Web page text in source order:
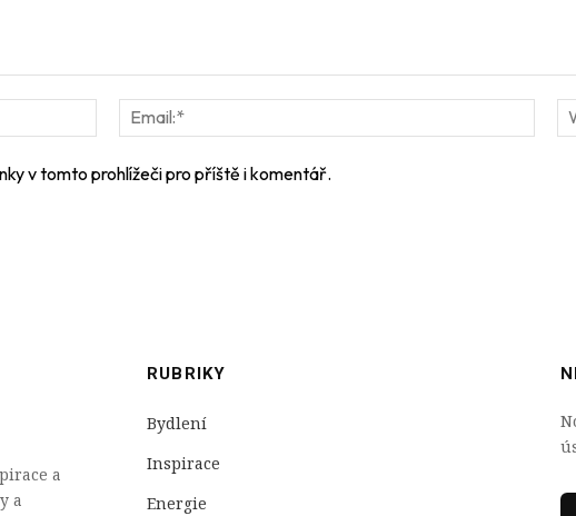
Jméno:*
v tomto prohlížeči pro příště i komentář.
a
a
RUBRIKY
Bydlení
Inspirace
Energie